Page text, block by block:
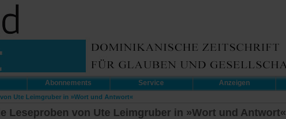
Abonnements Service Anzeigen
Ute Leimgruber in »Wort und Antwort«
Leseproben von Ute Leimgruber in »Wort und Antwort«